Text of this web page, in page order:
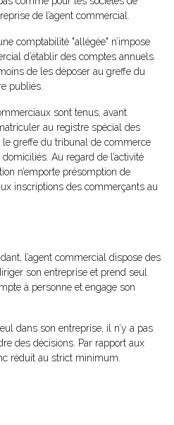
de l’agent commercial.
comptabilité "allégée" n’impose
d’établir des comptes annuels
de les déposer au greffe du
publiés.
sont tenus, avant
au registre spécial des
greffe du tribunal de commerce
Au regard de l’activité
n’emporte présomption de
inscriptions des commerçants au
l’agent commercial dispose des
son entreprise et prend seul
à personne et engage son
dans son entreprise, il n’y a pas
des décisions. Par rapport aux
réduit au strict minimum.